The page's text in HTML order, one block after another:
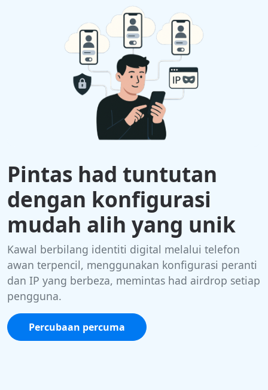
Pintas had tuntutan
dengan konfigurasi
mudah alih yang unik
Kawal berbilang identiti digital melalui telefon
awan terpencil, menggunakan konfigurasi peranti
dan IP yang berbeza, memintas had airdrop setiap
pengguna.
Percubaan percuma